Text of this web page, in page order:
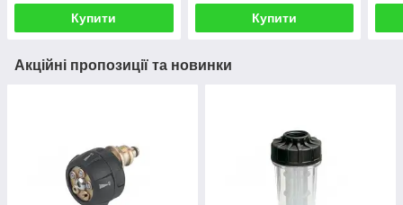
Купити Купити
Акційні пропозиції та новинки